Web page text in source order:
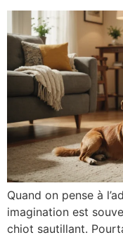
Quand on pense à
imagination est
chiot sautillant.